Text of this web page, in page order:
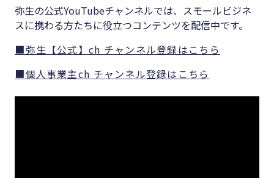
弥生の公式YouTubeチャンネルでは、スモールビジネ
スに携わる方たちに役立つコンテンツを配信中です。
■弥生【公式】ch チャンネル登録はこちら
■個人事業主ch チャンネル登録はこちら